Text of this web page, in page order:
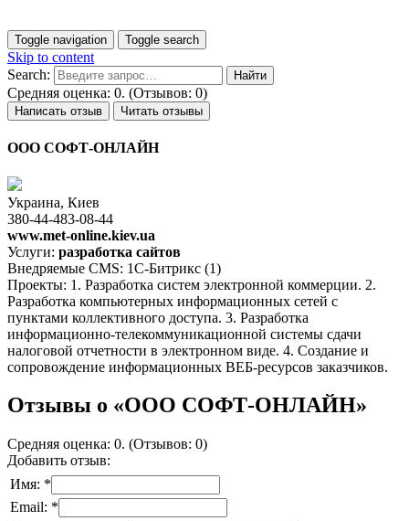
Toggle navigation Toggle search
Skip to content
Search:
Средняя оценка: 0. (Отзывов: 0)
Написать отзыв Читать отзывы
ООО СОФТ-ОНЛАЙН
Украина, Киев
380-44-483-08-44
www.met-online.kiev.ua
Услуги: разработка сайтов
Внедряемые CMS: 1С-Битрикс (1)
Проекты: 1. Разработка систем электронной коммерции. 2.
Разработка компьютерных информационных сетей с
пунктами коллективного доступа. 3. Разработка
информационно-телекоммуникационной системы сдачи
налоговой отчетности в электронном виде. 4. Создание и
сопровождение информационных ВЕБ-ресурсов заказчиков.
Отзывы о «ООО СОФТ-ОНЛАЙН»
Средняя оценка: 0. (Отзывов: 0)
Добавить отзыв:
Имя: *
Email: *